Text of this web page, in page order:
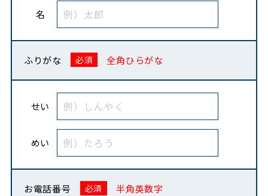
名
ふりがな 全角ひらがな
せい
めい
お電話番号 半角英数字